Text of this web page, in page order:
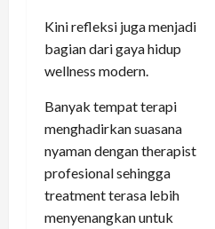
Kini refleksi juga menjadi
bagian dari gaya hidup
wellness modern.
Banyak tempat terapi
menghadirkan suasana
nyaman dengan therapist
profesional sehingga
treatment terasa lebih
menyenangkan untuk